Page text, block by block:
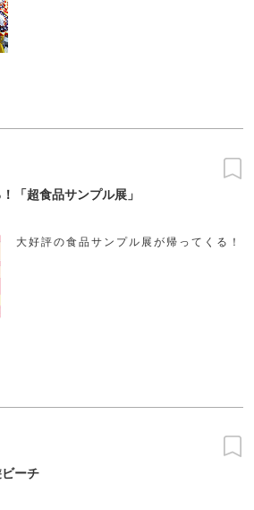
「超食品サンプル展」
大好評の食品サンプル展が帰ってくる！
ーチ